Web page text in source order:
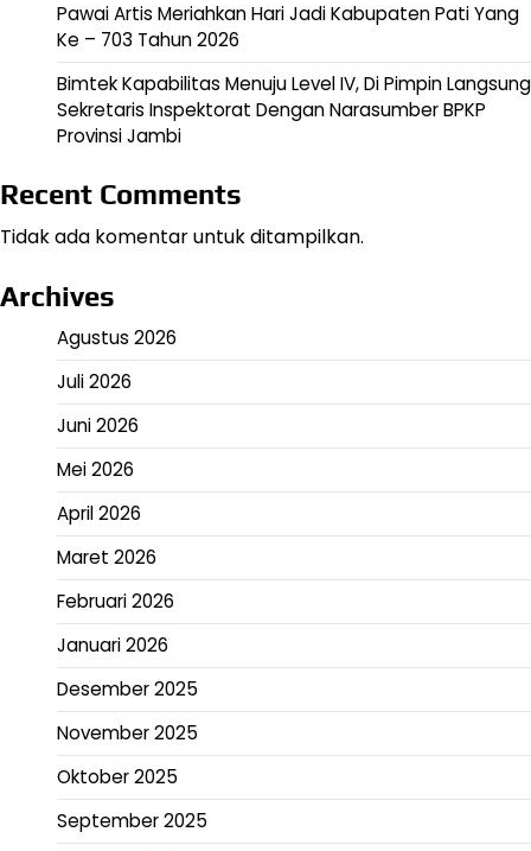
Pawai Artis Meriahkan Hari Jadi Kabupaten Pati Yang
Ke – 703 Tahun 2026
Bimtek Kapabilitas Menuju Level IV, Di Pimpin Langsung
Sekretaris Inspektorat Dengan Narasumber BPKP
Provinsi Jambi
Recent Comments
Tidak ada komentar untuk ditampilkan.
Archives
Agustus 2026
Juli 2026
Juni 2026
Mei 2026
April 2026
Maret 2026
Februari 2026
Januari 2026
Desember 2025
November 2025
Oktober 2025
September 2025